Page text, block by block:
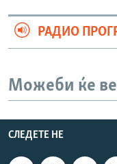
РАДИО
Можеби ќе
СЛЕДЕТЕ НЕ